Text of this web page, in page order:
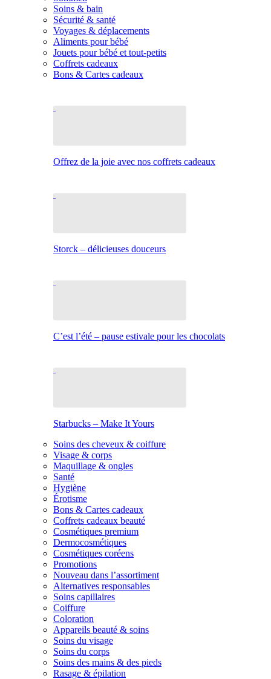
Soins & bain
Sécurité & santé
Voyages & déplacements
Aliments pour bébé
Jouets pour bébé et tout-petits
Coffrets cadeaux
Bons & Cartes cadeaux
Offrez de la joie avec nos coffrets cadeaux
Storck – délicieuses douceurs
C’est l’été – pause estivale pour les chocolats
Starbucks – Make It Yours
Soins des cheveux & coiffure
Visage & corps
Maquillage & ongles
Santé
Hygiène
Érotisme
Bons & Cartes cadeaux
Coffrets cadeaux beauté
Cosmétiques premium
Dermocosmétiques
Cosmétiques coréens
Promotions
Nouveau dans l’assortiment
Alternatives responsables
Soins capillaires
Coiffure
Coloration
Appareils beauté & soins
Soins du visage
Soins du corps
Soins des mains & des pieds
Rasage & épilation